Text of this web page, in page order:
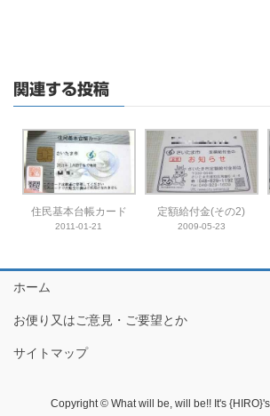
関連する投稿
住民基本台帳カード
2011-01-21
定額給付金(その2)
2009-05-23
ホーム
お便り又はご意見・ご要望とか
サイトマップ
Copyright © What will be, will be!! It's {HIRO}'s